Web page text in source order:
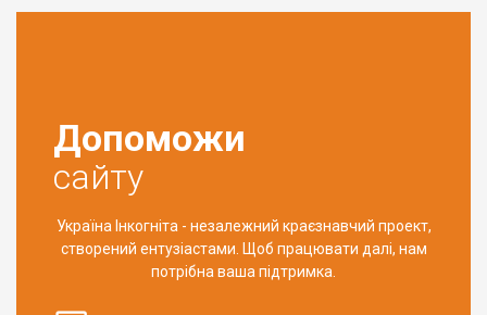
Допоможи
сайту
Україна Інкогніта - незалежний краєзнавчий проект,
створений ентузіастами. Щоб працювати далі, нам
потрібна ваша підтримка.